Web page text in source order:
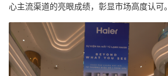
心主流渠道的亮眼成绩，彰显市场高度认可。